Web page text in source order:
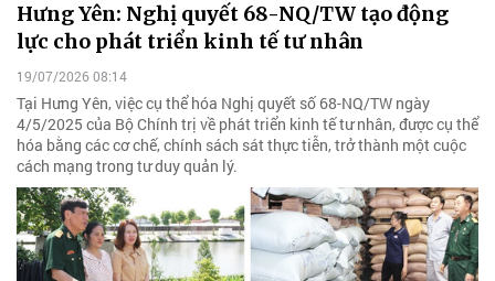
Hưng Yên: Nghị quyết 68-NQ/TW tạo động
lực cho phát triển kinh tế tư nhân
19/07/2026 08:14
Tại Hưng Yên, việc cụ thể hóa Nghị quyết số 68-NQ/TW ngày
4/5/2025 của Bộ Chính trị về phát triển kinh tế tư nhân, được cụ thể
hóa bằng các cơ chế, chính sách sát thực tiễn, trở thành một cuộc
cách mạng trong tư duy quản lý.